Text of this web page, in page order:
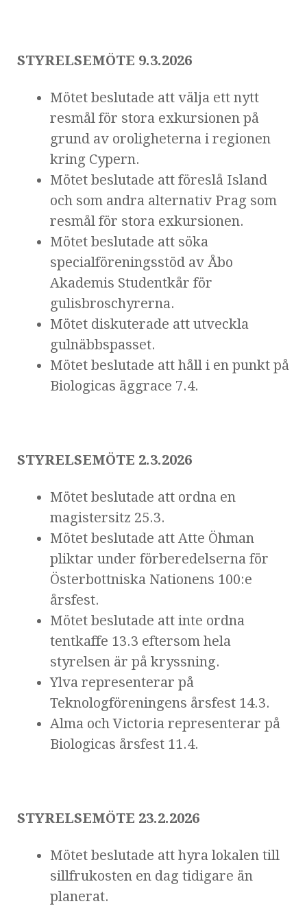
STYRELSEMÖTE 9.3.2026
Mötet beslutade att välja ett nytt
resmål för stora exkursionen på
grund av oroligheterna i regionen
kring Cypern.
Mötet beslutade att föreslå Island
och som andra alternativ Prag som
resmål för stora exkursionen.
Mötet beslutade att söka
specialföreningsstöd av Åbo
Akademis Studentkår för
gulisbroschyrerna.
Mötet diskuterade att utveckla
gulnäbbspasset.
Mötet beslutade att håll i en punkt på
Biologicas äggrace 7.4.
STYRELSEMÖTE 2.3.2026
Mötet beslutade att ordna en
magistersitz 25.3.
Mötet beslutade att Atte Öhman
pliktar under förberedelserna för
Österbottniska Nationens 100:e
årsfest.
Mötet beslutade att inte ordna
tentkaffe 13.3 eftersom hela
styrelsen är på kryssning.
Ylva representerar på
Teknologföreningens årsfest 14.3.
Alma och Victoria representerar på
Biologicas årsfest 11.4.
STYRELSEMÖTE 23.2.2026
Mötet beslutade att hyra lokalen till
sillfrukosten en dag tidigare än
planerat.